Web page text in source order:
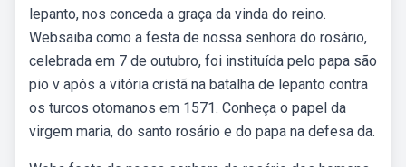
lepanto, nos conceda a graça da vinda do reino.
Websaiba como a festa de nossa senhora do rosário,
celebrada em 7 de outubro, foi instituída pelo papa são
pio v após a vitória cristã na batalha de lepanto contra
os turcos otomanos em 1571. Conheça o papel da
virgem maria, do santo rosário e do papa na defesa da.